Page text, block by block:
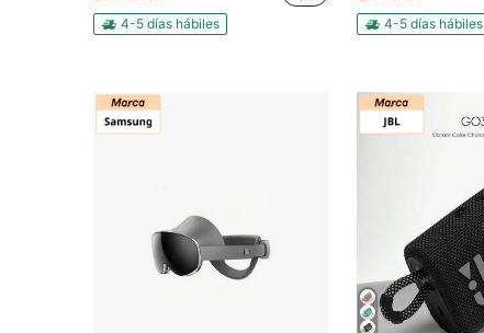
4-5 días hábiles 4-5 días hábiles